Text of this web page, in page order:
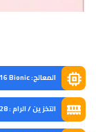
المعالج: Apple A16 Bionic
التخزين / الرام : 128 جيجا / 6 جيجا